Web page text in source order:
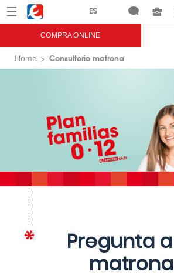
Menú Eroski
COMPRA ONLINE
Home Consultorio matrona
Pregunta
matrona